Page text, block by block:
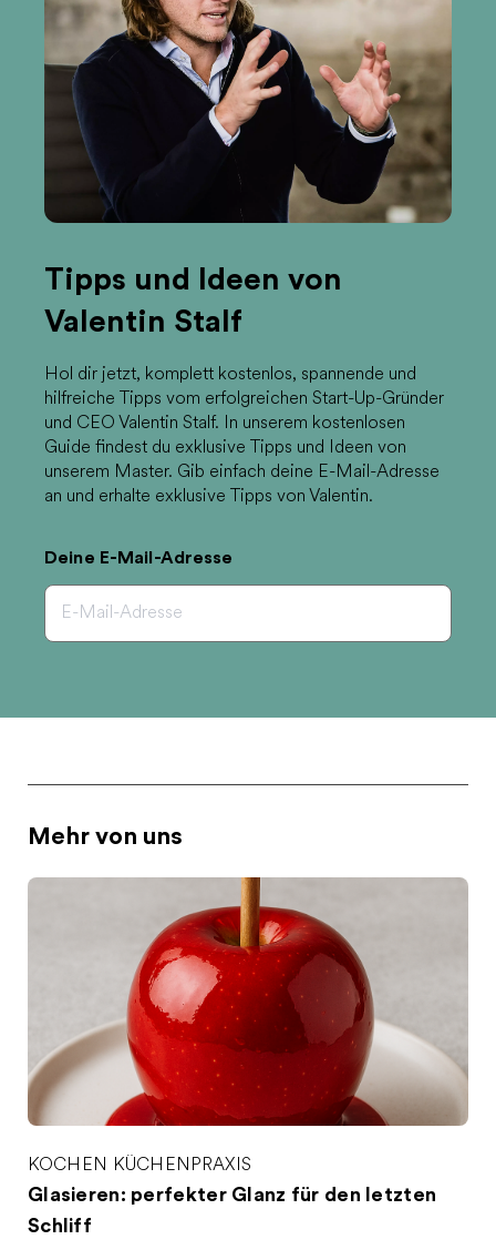
Tipps und Ideen von
Valentin Stalf
Hol dir jetzt, komplett kostenlos, spannende und
hilfreiche Tipps vom erfolgreichen Start-Up-Gründer
und CEO Valentin Stalf. In unserem kostenlosen
Guide findest du exklusive Tipps und Ideen von
unserem Master. Gib einfach deine E-Mail-Adresse
an und erhalte exklusive Tipps von Valentin.
Deine E-Mail-Adresse
Mehr von uns
KOCHEN KÜCHENPRAXIS
Glasieren: perfekter Glanz für den letzten
Schliff